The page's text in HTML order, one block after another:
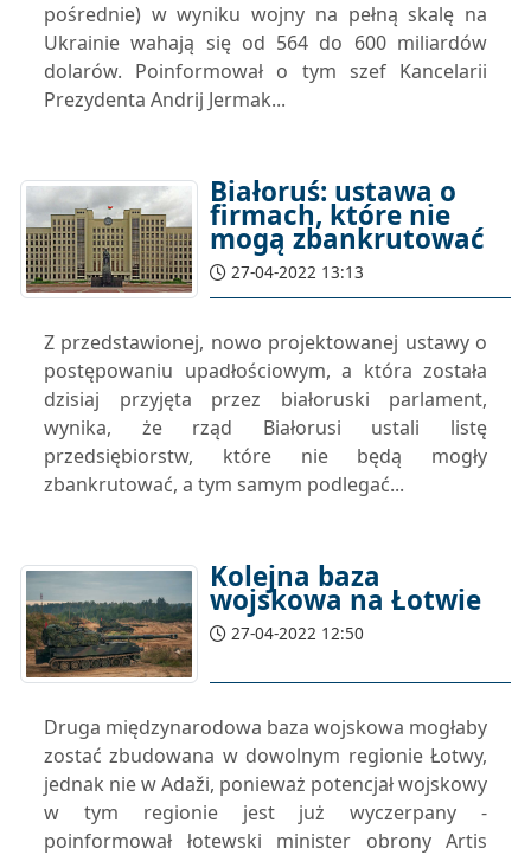
pośrednie) w wyniku wojny na pełną skalę na
Ukrainie wahają się od 564 do 600 miliardów
dolarów. Poinformował o tym szef Kancelarii
Prezydenta Andrij Jermak...
Białoruś: ustawa o
firmach, które nie
mogą zbankrutować
27-04-2022 13:13
Z przedstawionej, nowo projektowanej ustawy o
postępowaniu upadłościowym, a która została
dzisiaj przyjęta przez białoruski parlament,
wynika, że rząd Białorusi ustali listę
przedsiębiorstw, które nie będą mogły
zbankrutować, a tym samym podlegać...
Kolejna baza
wojskowa na Łotwie
27-04-2022 12:50
Druga międzynarodowa baza wojskowa mogłaby
zostać zbudowana w dowolnym regionie Łotwy,
jednak nie w Adaži, ponieważ potencjał wojskowy
w tym regionie jest już wyczerpany -
poinformował łotewski minister obrony Artis